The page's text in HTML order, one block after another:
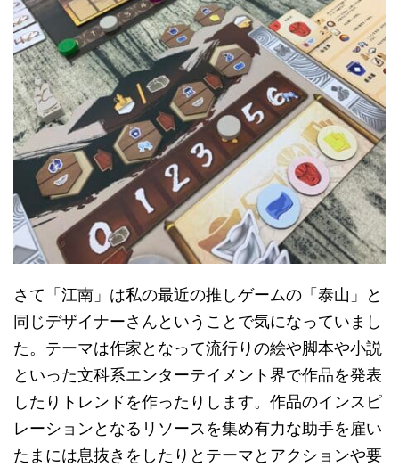
さて「江南」は私の最近の推しゲームの「泰山」と
同じデザイナーさんということで気になっていまし
た。テーマは作家となって流行りの絵や脚本や小説
といった文科系エンターテイメント界で作品を発表
したりトレンドを作ったりします。作品のインスピ
レーションとなるリソースを集め有力な助手を雇い
たまには息抜きをしたりとテーマとアクションや要